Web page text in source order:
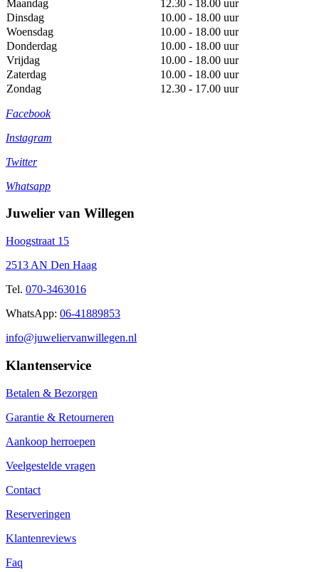
Maandag
12.30 - 18.00 uur
Dinsdag
10.00 - 18.00 uur
Woensdag
10.00 - 18.00 uur
Donderdag
10.00 - 18.00 uur
Vrijdag
10.00 - 18.00 uur
Zaterdag
10.00 - 18.00 uur
Zondag
12.30 - 17.00 uur
Facebook
Instagram
Twitter
Whatsapp
Juwelier van Willegen
Hoogstraat 15
2513 AN Den Haag
Tel. 070-3463016
WhatsApp: 06-41889853
info@juweliervanwillegen.nl
Klantenservice
Betalen & Bezorgen
Garantie & Retourneren
Aankoop herroepen
Veelgestelde vragen
Contact
Reserveringen
Klantenreviews
Faq